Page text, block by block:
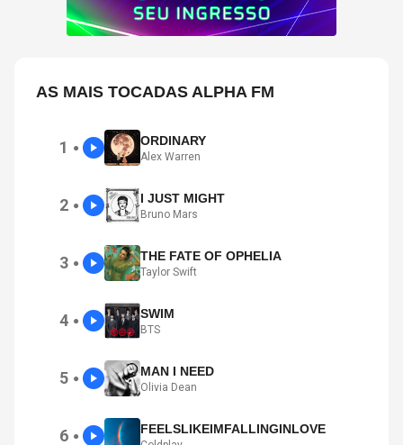
AS MAIS TOCADAS ALPHA FM
1 ● ORDINARY
Alex Warren
2 ● I JUST MIGHT
Bruno Mars
3 ● THE FATE OF OPHELIA
Taylor Swift
4 ● SWIM
BTS
5 ● MAN I NEED
Olivia Dean
6 ● FEELSLIKEIMFALLINGINLOVE